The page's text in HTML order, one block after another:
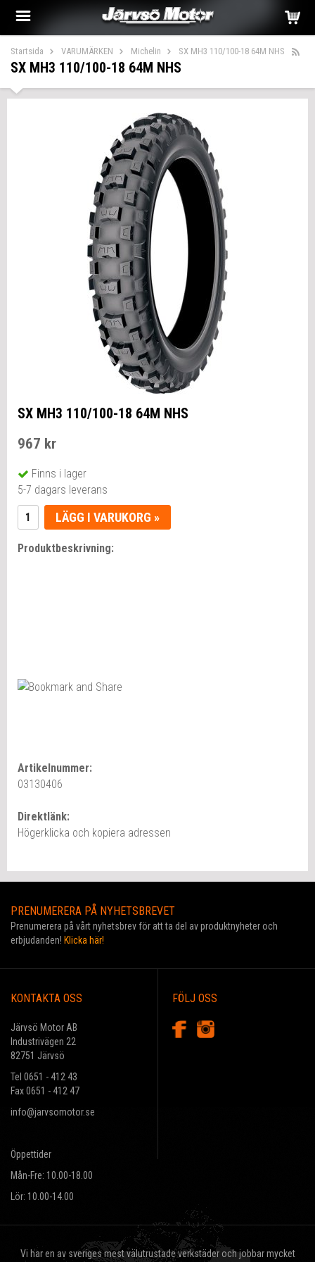
Startsida VARUMÄRKEN Michelin SX MH3 110/100-18 64M NHS
SX MH3 110/100-18 64M NHS
SX MH3 110/100-18 64M NHS
967 kr
Finns i lager
5-7 dagars leverans
LÄGG I VARUKORG »
Produktbeskrivning:
Artikelnummer:
03130406
Direktlänk:
Högerklicka och kopiera adressen
PRENUMERERA PÅ NYHETSBREVET
Prenumerera på vårt nyhetsbrev för att ta del av produktnyheter och
erbjudanden! Klicka här!
KONTAKTA OSS
Järvsö Motor AB
Industrivägen 22
82751 Järvsö
Tel 0651 - 412 43
Fax 0651 - 412 47
info@jarvsomotor.se
Öppettider
Mån-Fre: 10.00-18.00
Lör: 10.00-14.00
FÖLJ OSS
Vi har en av sveriges mest välutrustade verkstäder och jobbar mycket